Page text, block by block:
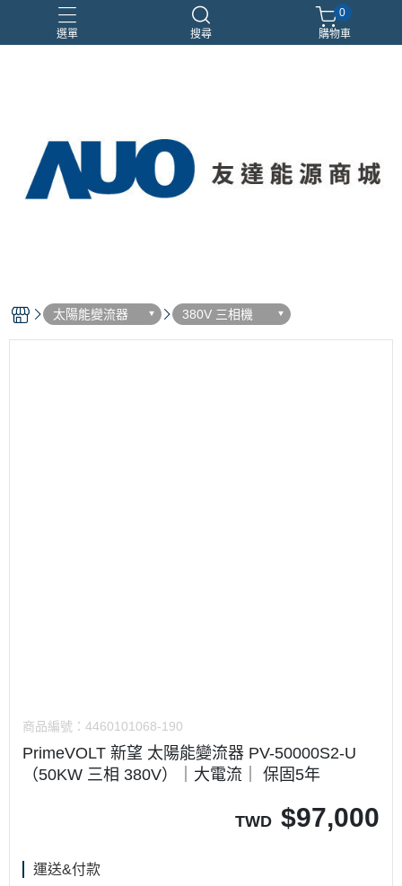
選單 搜尋
0
購物車
太陽能變流器 380V 三相機
商品編號： 4460101068-190
PrimeVOLT 新望 太陽能變流器 PV-50000S2-U
（50KW 三相 380V）｜大電流｜ 保固5年
TWD $97,000
運送&付款